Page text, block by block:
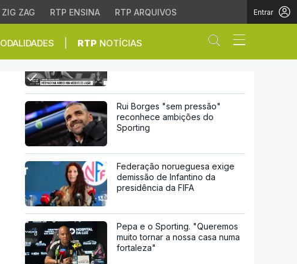
ZIG ZAG RTP ENSINA RTP ARQUIVOS Entrar
RTP NOTÍCIAS Abrir campo
política ao desporto
Morte de Diogo Jota motiva
Rui Borges "sem pressão"
reconhece ambições do
Sporting
Federação norueguesa exige
demissão de Infantino da
presidência da FIFA
Pepa e o Sporting. "Queremos
muito tornar a nossa casa numa
fortaleza"